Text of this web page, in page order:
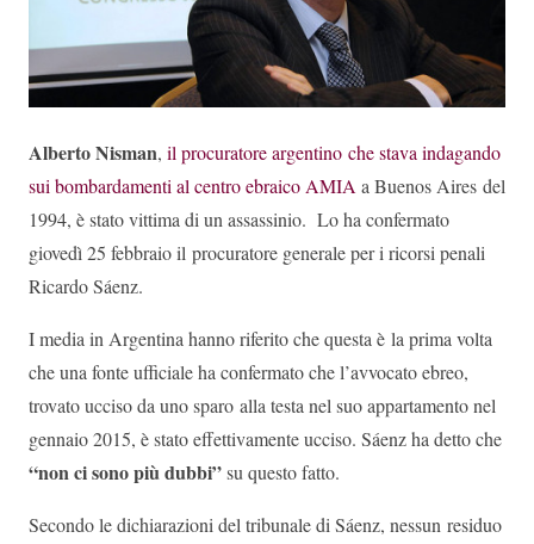
Alberto Nisman, il procuratore argentino che stava indagando
sui bombardamenti al centro ebraico AMIAa Buenos Aires del
1994, è stato vittima di un assassinio. Lo ha confermato
giovedì 25 febbraio il procuratore generale per i ricorsi penali
Ricardo Sáenz.
I media in Argentina hanno riferito che questa è la prima volta
che una fonte ufficiale ha confermato che l’avvocato ebreo,
trovato ucciso da uno sparo alla testa nel suo appartamento nel
gennaio 2015, è stato effettivamente ucciso. Sáenz ha detto che
“non ci sono più dubbi”su questo fatto.
Secondo le dichiarazioni del tribunale di Sáenz, nessun residuo